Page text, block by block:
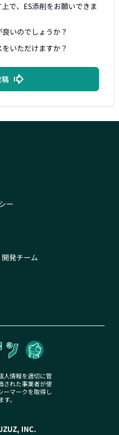
で、ES添削をお願いできま
いのでしょうか？
いただけますか？
ー
開発チーム
人情報を適切に管
された事業者が使
ーマークを取得し
す。
INC.